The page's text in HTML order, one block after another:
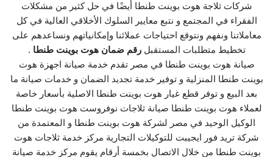
شركات ثلاجة هوت بوينت طنطا أيضًا في حل كثير من مشكلات
الفقراء في المجتمع و نتبع معايير السلوك الأخلاقي العالية في كل
معاملاتنا ونفهم ونتوقع احتياجات عملائنا وإمكانياتهم ونساعدهم على
تخطيط متطلبات المستقبلرقم ضمان هوت بوينت طنطا .
صيانة هوت بوينت طنطا في مصر تقدم خدمة صيانة اجهزة هوت
بوينت طنطا المنزلية و توفير خدمة تجديد الضمان و خدمات صيانة ما
بعد البيع و توفر قطع غيار هوت بوينت طنطا الاصلية بأسعار خاصة
لعملاء هوت بوينت طنطا صيانة ثلاجات نوفروست هوت بوينت طنطا
الوكيل الوحيد في مصر لشركة هوت بوينت طنطا و المعتمدة من
شركة تريد فور ايجيبت للتوكيلات التجارية مركز خدمة ثلاجات هوت
بوينت طنطا من خلال الاتصال بخمسة أرقام يقوم مركز خدمة صيانة